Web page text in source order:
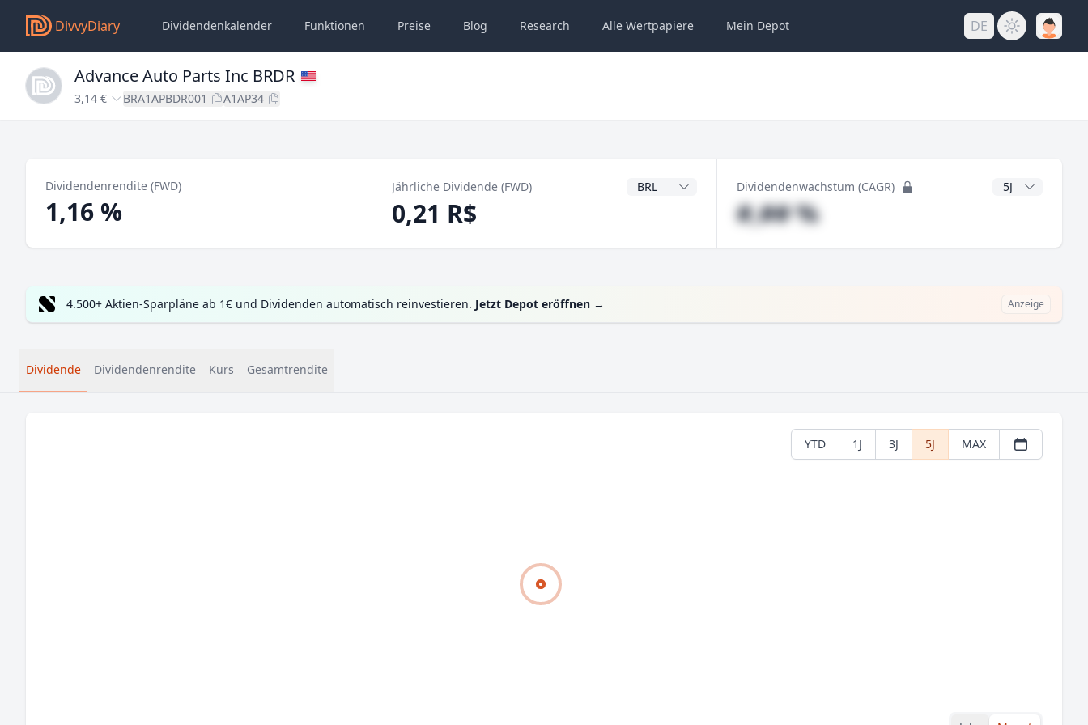
DivvyDiary Dividendenkalender Funktionen Preise Blog Research Alle Wertpapiere Mein Depot DE
Advance Auto Parts Inc BRDR
3,14 € BRA1APBDR001 A1AP34
Dividendenrendite (FWD)
1,16 %
Jährliche Dividende (FWD) Dividendenwährung
0,21 R$
Dividendenwachstum (CAGR) CAGR Jahre
#,## %
4.500+ Aktien-Sparpläne ab 1€ und Dividenden automatisch reinvestieren. Jetzt Depot eröffnen → Anzeige
Dividende Dividendenrendite Kurs Gesamtrendite
YTD 1J 3J 5J MAX